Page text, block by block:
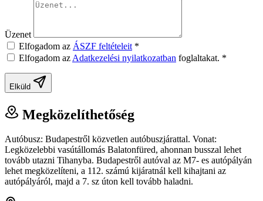
Üzenet
Elfogadom az ÁSZF feltételeit *
Elfogadom az Adatkezelési nyilatkozatban foglaltakat. *
Elküld
Megközelíthetőség
Autóbusz: Budapestről közvetlen autóbuszjárattal. Vonat:
Legközelebbi vasútállomás Balatonfüred, ahonnan busszal lehet
tovább utazni Tihanyba. Budapestről autóval az M7- es autópályán
lehet megközelíteni, a 112. számú kijáratnál kell kihajtani az
autópályáról, majd a 7. sz úton kell tovább haladni.